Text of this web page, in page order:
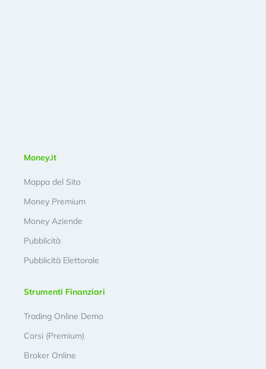
Money.it
Mappa del Sito
Money Premium
Money Aziende
Pubblicità
Pubblicità Elettorale
Strumenti Finanziari
Trading Online Demo
Corsi (Premium)
Broker Online